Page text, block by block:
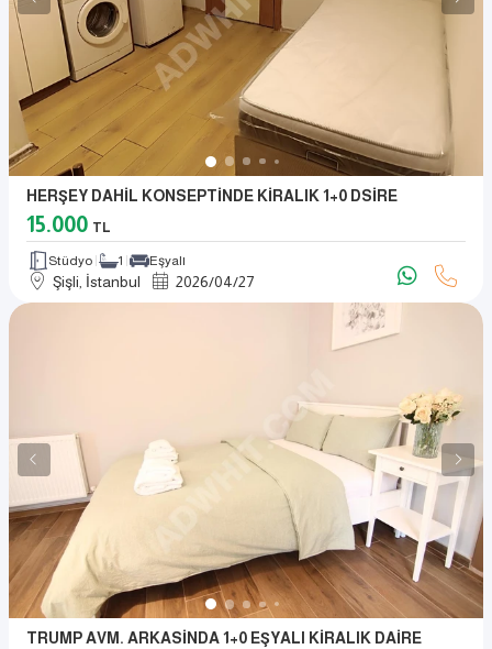
HERŞEY DAHİL KONSEPTİNDE KİRALIK 1+0 DSİRE
15.000 TL
Stüdyo 1 Eşyalı
Şişli, İstanbul 2026/04/27
TRUMP AVM. ARKASİNDA 1+0 EŞYALI KİRALIK DAİRE